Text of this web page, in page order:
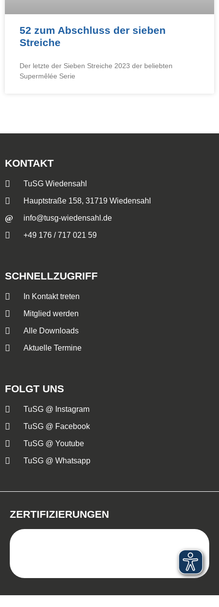
52 zum Abschluss der sieben
Streiche
Der letzte der Sieben Streiche 2023 der beliebten
Supermêlée Serie
KONTAKT
TuSG Wiedensahl
Hauptstraße 158, 31719 Wiedensahl
info@tusg-wiedensahl.de
+49 176 / 717 021 59
SCHNELLZUGRIFF
In Kontakt treten
Mitglied werden
Alle Downloads
Aktuelle Termine
FOLGT UNS
TuSG @ Instagram
TuSG @ Facebook
TuSG @ Youtube
TuSG @ Whatsapp
ZERTIFIZIERUNGEN